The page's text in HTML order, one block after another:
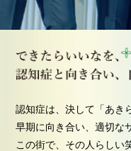
認知症は、決して「あき
早期に向き合い、適切な
この街で、その人らしい